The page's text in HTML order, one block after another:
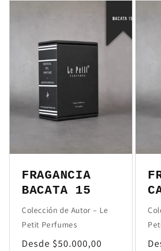
FRAGANCIA
BACATA 15
Colección de Autor – Le
Petit Perfumes
Precio
Desde $50.000,00